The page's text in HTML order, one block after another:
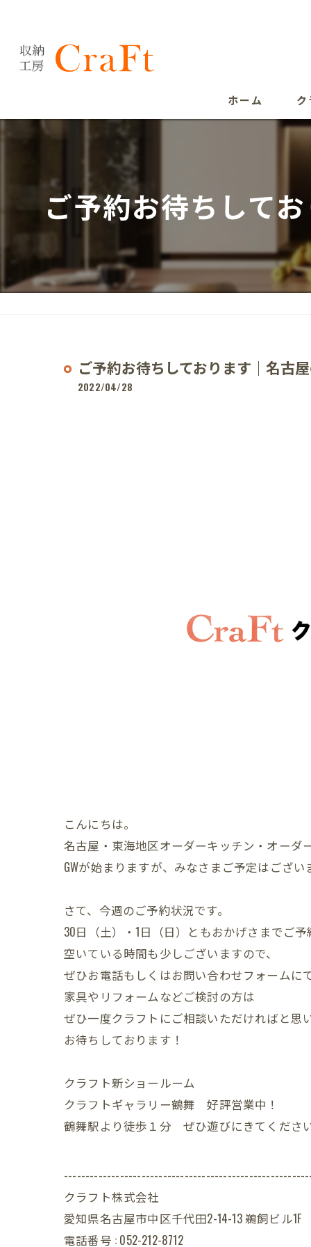
ホーム
ご予約お待ちして
ご予約お待ちしております｜名古
2022/04/28
こんにちは。
名古屋・東海地区オーダーキッチン・オーダ
GWが始まりますが、みなさまご予定はござい
さて、今週のご予約状況です。
30日（土）・1日（日）ともおかげさまでご予
空いている時間も少しございますので、
ぜひお電話もしくはお問い合わせフォームに
家具やリフォームなどご検討の方は
ぜひ一度クラフトにご相談いただければと思い
お待ちしております！
クラフト新ショールーム
クラフトギャラリー鶴舞 好評営業中！
鶴舞駅より徒歩１分 ぜひ遊びにきてください
クラフト株式会社
愛知県名古屋市中区千代田2-14-13 鵜飼ビル1F
電話番号 : 052-212-8712